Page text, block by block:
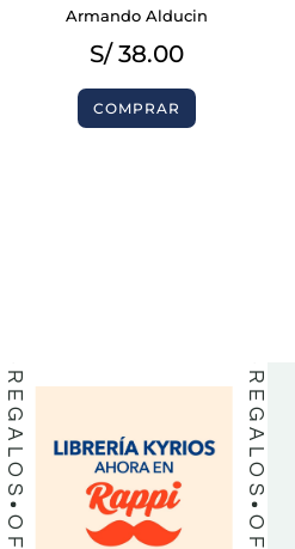
Armando Alducin
S/38.00
COMPRAR
REGALOS
REGALOS